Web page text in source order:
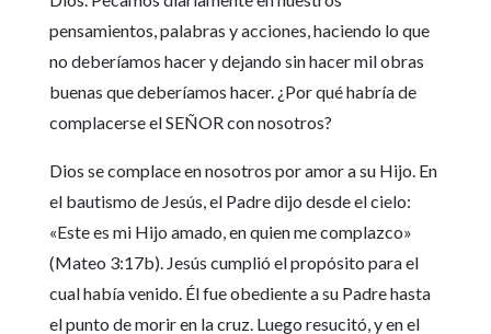
pensamientos, palabras y acciones, haciendo lo que
no deberíamos hacer y dejando sin hacer mil obras
buenas que deberíamos hacer. ¿Por qué habría de
complacerse el SEÑOR con nosotros?
Dios se complace en nosotros por amor a su Hijo. En
el bautismo de Jesús, el Padre dijo desde el cielo:
«Este es mi Hijo amado, en quien me complazco»
(Mateo 3:17b). Jesús cumplió el propósito para el
cual había venido. Él fue obediente a su Padre hasta
el punto de morir en la cruz. Luego resucitó, y en el